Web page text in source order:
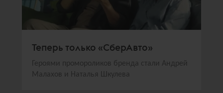
Теперь только «СберАвто»
Героями промороликов бренда стали Андрей
Малахов и Наталья Шкулева